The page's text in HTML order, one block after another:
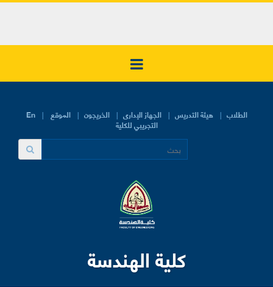
En الطلاب هيئة التدريس الجهاز الإدارى الخريجون الموقع
التجريبي للكلية
كلية الهندسة